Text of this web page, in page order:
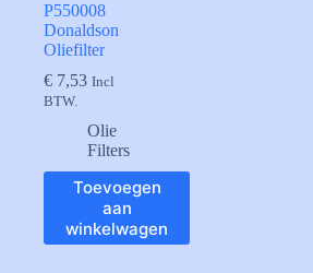
P550008
Donaldson
Oliefilter
€ 7,53 Incl
BTW.
Olie
Filters
Toevoegen
aan
winkelwagen